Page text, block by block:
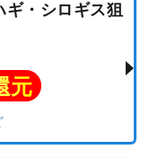
・シロギス狙
元